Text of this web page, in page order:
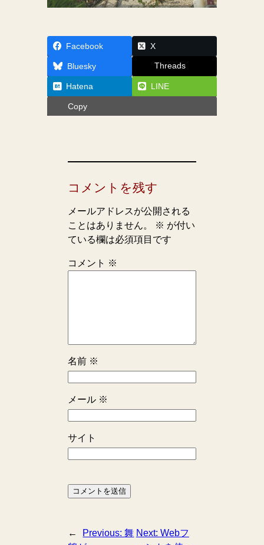
Facebook X
Bluesky Threads
Hatena LINE
Copy
コメントを残す
メールアドレスが公開される
ことはありません。
※ が付い
ている欄は必須項目です
コメント ※
名前 ※
メール ※
サイト
← Previous:舞 Next: Webフ